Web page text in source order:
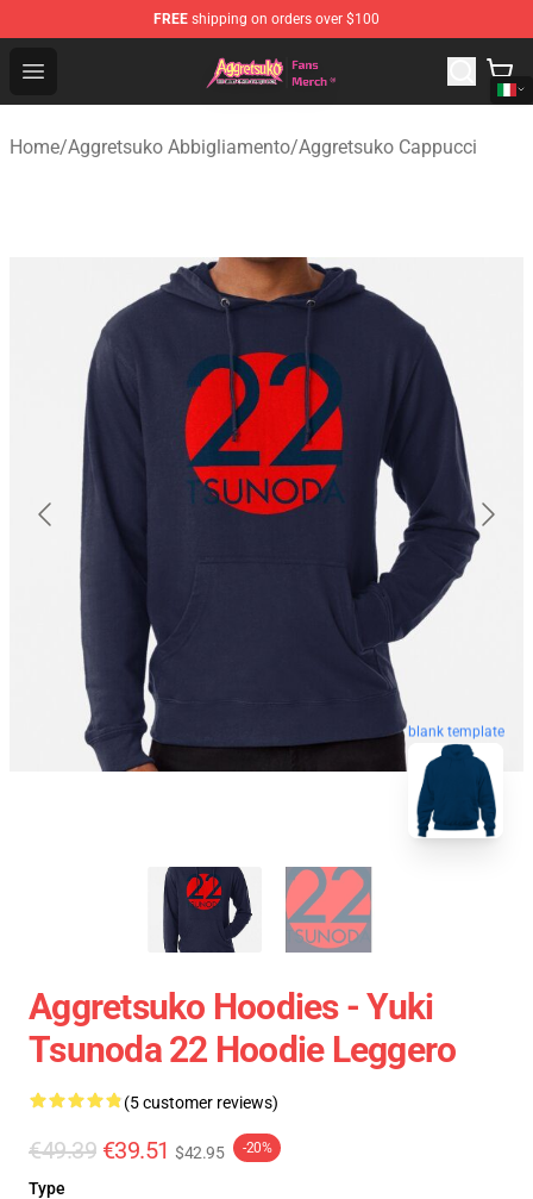
FREE shipping on orders over $100
Open menu
Aggretsuko Store - Official Aggretsuko Merchandise
Home/Aggretsuko Abbigliamento/Aggretsuko Cappucci
blank template
Aggretsuko Hoodies - Yuki
Tsunoda 22 Hoodie Leggero
(5 customer reviews)
€49.39 €39.51 $42.95 -20%
Type